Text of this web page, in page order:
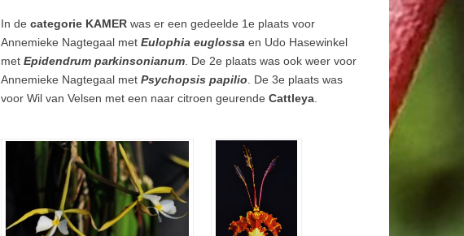
In de categorie KAMER was er een gedeelde 1e plaats voor
Annemieke Nagtegaal met Eulophia euglossa en Udo Hasewinkel
met Epidendrum parkinsonianum . De 2e plaats was ook weer voor
Annemieke Nagtegaal met Psychopsis papilio . De 3e plaats was
voor Wil van Velsen met een naar citroen geurende Cattleya